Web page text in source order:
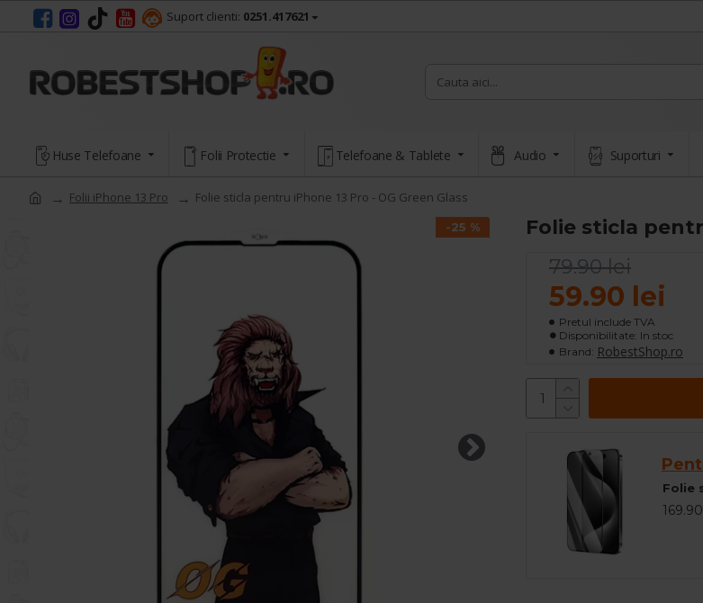
Suport clienti: 0251.417621
Huse Telefoane Folii Protectie Telefoane & Tablete Audio Suporturi
Folii iPhone 13 Pro Folie sticla pentru iPhone 13 Pro - OG Green Glass
-25 % Folie sticla
59.90 lei
79.90 lei
Pretul include TVA
Disponibilitate: In stoc
Brand: RobestShop.ro
Folie